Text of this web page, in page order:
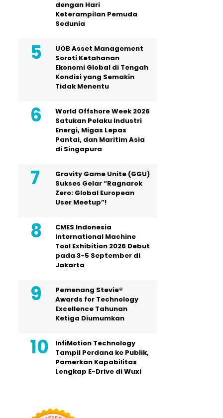
dengan Hari
Keterampilan Pemuda
Sedunia
UOB Asset Management
Soroti Ketahanan
Ekonomi Global di Tengah
Kondisi yang Semakin
Tidak Menentu
World Offshore Week 2026
Satukan Pelaku Industri
Energi, Migas Lepas
Pantai, dan Maritim Asia
di Singapura
Gravity Game Unite (GGU)
Sukses Gelar “Ragnarok
Zero: Global European
User Meetup”!
CMES Indonesia
International Machine
Tool Exhibition 2026 Debut
pada 3-5 September di
Jakarta
Pemenang Stevie®
Awards for Technology
Excellence Tahunan
Ketiga Diumumkan
InfiMotion Technology
Tampil Perdana ke Publik,
Pamerkan Kapabilitas
Lengkap E-Drive di Wuxi